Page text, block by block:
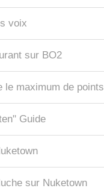
voix
sur BO2
le maximum de points
Guide
sur Nuketown